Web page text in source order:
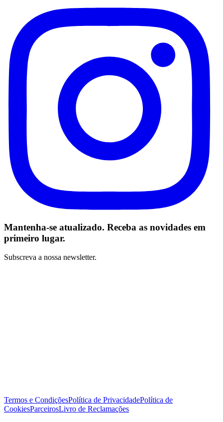
Mantenha-se atualizado. Receba as novidades em
primeiro lugar.
Subscreva a nossa newsletter.
Termos e CondiçõesPolítica de PrivacidadePolítica de
CookiesParceirosLivro de Reclamações